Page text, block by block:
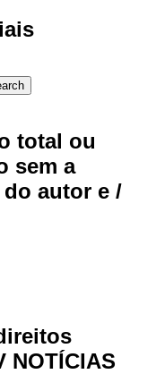
total ou
sem a
autor e /
NOTÍCIAS